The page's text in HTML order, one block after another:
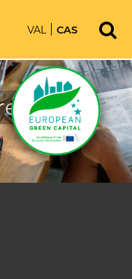
VAL CAS